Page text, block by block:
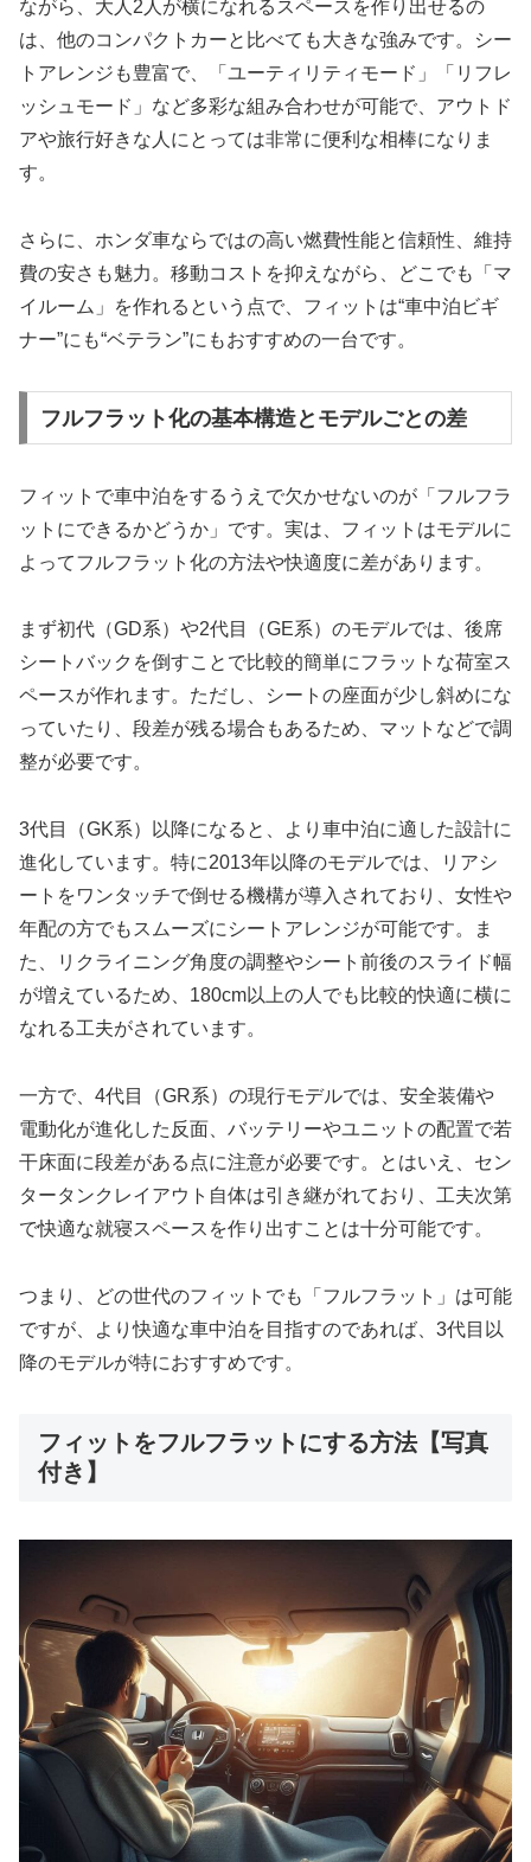
ながら、大人2人が横になれるスペースを作り出せるの
は、他のコンパクトカーと比べても大きな強みです。シー
トアレンジも豊富で、「ユーティリティモード」「リフレ
ッシュモード」など多彩な組み合わせが可能で、アウトド
アや旅行好きな人にとっては非常に便利な相棒になりま
す。
さらに、ホンダ車ならではの高い燃費性能と信頼性、維持
費の安さも魅力。移動コストを抑えながら、どこでも「マ
イルーム」を作れるという点で、フィットは“車中泊ビギ
ナー”にも“ベテラン”にもおすすめの一台です。
フルフラット化の基本構造とモデルごとの差
フィットで車中泊をするうえで欠かせないのが「フルフラ
ットにできるかどうか」です。実は、フィットはモデルに
よってフルフラット化の方法や快適度に差があります。
まず初代（GD系）や2代目（GE系）のモデルでは、後席
シートバックを倒すことで比較的簡単にフラットな荷室ス
ペースが作れます。ただし、シートの座面が少し斜めにな
っていたり、段差が残る場合もあるため、マットなどで調
整が必要です。
3代目（GK系）以降になると、より車中泊に適した設計に
進化しています。特に2013年以降のモデルでは、リアシ
ートをワンタッチで倒せる機構が導入されており、女性や
年配の方でもスムーズにシートアレンジが可能です。ま
た、リクライニング角度の調整やシート前後のスライド幅
が増えているため、180cm以上の人でも比較的快適に横に
なれる工夫がされています。
一方で、4代目（GR系）の現行モデルでは、安全装備や
電動化が進化した反面、バッテリーやユニットの配置で若
干床面に段差がある点に注意が必要です。とはいえ、セン
タータンクレイアウト自体は引き継がれており、工夫次第
で快適な就寝スペースを作り出すことは十分可能です。
つまり、どの世代のフィットでも「フルフラット」は可能
ですが、より快適な車中泊を目指すのであれば、3代目以
降のモデルが特におすすめです。
フィットをフルフラットにする方法【写真
付き】